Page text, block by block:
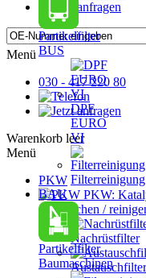
Partikelfilter
BUS
DPF
EURO
VI
Filterreinigung
BAU
Partikelfilter
Baumaschinen
Menü
030 - 417 220 80
Warenkorb leer
Menü
PKW
PKW:
austauschen /
Nachrüstfilter
Austauschfilter